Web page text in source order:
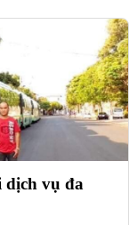
dịch vụ đa